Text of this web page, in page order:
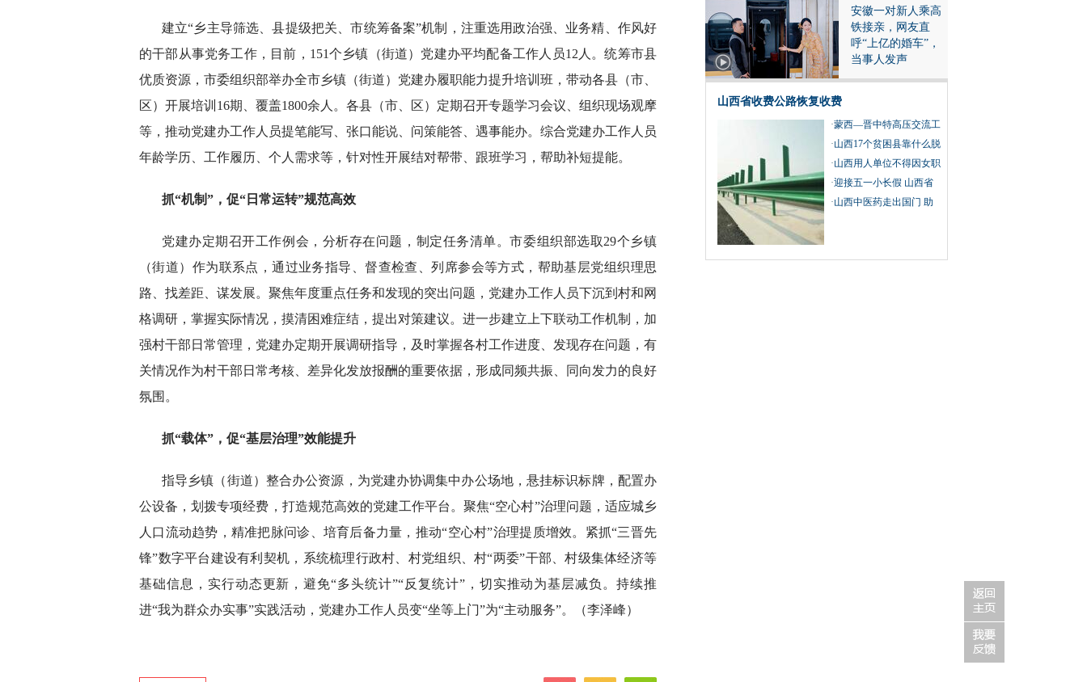
建立“乡主导筛选、县提级把关、市统筹备案”机制，注重选用政治强、业务精、作风好
的干部从事党务工作，目前，151个乡镇（街道）党建办平均配备工作人员12人。统筹市县
优质资源，市委组织部举办全市乡镇（街道）党建办履职能力提升培训班，带动各县（市、
区）开展培训16期、覆盖1800余人。各县（市、区）定期召开专题学习会议、组织现场观摩
等，推动党建办工作人员提笔能写、张口能说、问策能答、遇事能办。综合党建办工作人员
年龄学历、工作履历、个人需求等，针对性开展结对帮带、跟班学习，帮助补短提能。
抓“机制”，促“日常运转”规范高效
党建办定期召开工作例会，分析存在问题，制定任务清单。市委组织部选取29个乡镇
（街道）作为联系点，通过业务指导、督查检查、列席参会等方式，帮助基层党组织理思
路、找差距、谋发展。聚焦年度重点任务和发现的突出问题，党建办工作人员下沉到村和网
格调研，掌握实际情况，摸清困难症结，提出对策建议。进一步建立上下联动工作机制，加
强村干部日常管理，党建办定期开展调研指导，及时掌握各村工作进度、发现存在问题，有
关情况作为村干部日常考核、差异化发放报酬的重要依据，形成同频共振、同向发力的良好
氛围。
抓“载体”，促“基层治理”效能提升
指导乡镇（街道）整合办公资源，为党建办协调集中办公场地，悬挂标识标牌，配置办
公设备，划拨专项经费，打造规范高效的党建工作平台。聚焦“空心村”治理问题，适应城乡
人口流动趋势，精准把脉问诊、培育后备力量，推动“空心村”治理提质增效。紧抓“三晋先
锋”数字平台建设有利契机，系统梳理行政村、村党组织、村“两委”干部、村级集体经济等
基础信息，实行动态更新，避免“多头统计”“反复统计”，切实推动为基层减负。持续推
进“我为群众办实事”实践活动，党建办工作人员变“坐等上门”为“主动服务”。（李泽峰）
安徽一对新人乘高
铁接亲，网友直
呼“上亿的婚车”，
当事人发声
山西省收费公路恢复收费
·蒙西—晋中特高压交流工
程线路工程跨越黄河
·山西17个贫困县靠什么脱
贫摘帽？
·山西用人单位不得因女职
工怀孕、生育、哺乳而予
以辞退
·迎接五一小长假 山西省
组织开展系列文化旅游活
·山西中医药走出国门 助